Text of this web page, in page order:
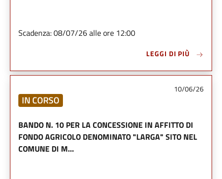
Scadenza: 08/07/26 alle ore 12:00
LEGGI DI PIÙ
10/06/26
IN CORSO
BANDO N. 10 PER LA CONCESSIONE IN AFFITTO DI
FONDO AGRICOLO DENOMINATO "LARGA" SITO NEL
COMUNE DI M…